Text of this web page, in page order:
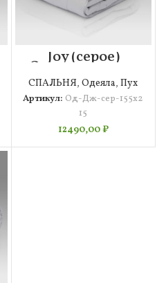
Joy (серое)
Одеяло 155х215
СПАЛЬНЯ,Одеяла,Пух
Артикул: Од-Дж-сер-155х2
15
12490,00₽